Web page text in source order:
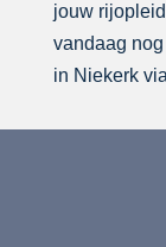
jouw
vandaag
in Niekerk